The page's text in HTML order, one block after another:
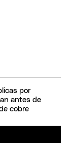
por
antes de
cobre